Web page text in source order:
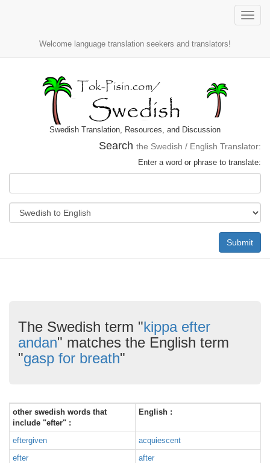
Toggle
Welcome language translation seekers and translators!
Swedish Translation, Resources, and Discussion
Search the Swedish / English Translator:
Enter a word or phrase to translate:
Submit
The Swedish term "kippa efter
andan" matches the English term
"gasp for breath"
other swedish words that
include "efter" :
English :
eftergiven
acquiescent
efter
after